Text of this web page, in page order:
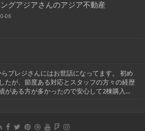
グアジアさんのアジア不動産
06
プレジさんにはお世話になってます。 初め
たが、節度ある対応とスタッフの方々の経歴
がある方が多かったので安心して2棟購入...